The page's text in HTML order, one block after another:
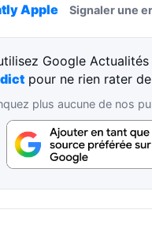
Apple Signaler une
Google Actualités
pour ne rien rater
plus aucune de nos